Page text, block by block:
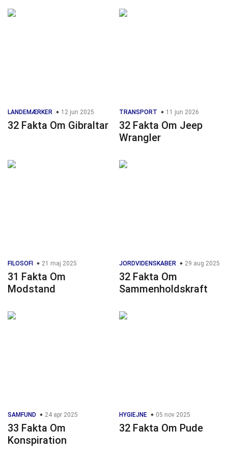
LANDEMÆRKER 12 jun 2025
32 Fakta Om Gibraltar
TRANSPORT 11 jun 2026
32 Fakta Om Jeep
Wrangler
FILOSOFI 21 maj 2025
31 Fakta Om
Modstand
JORDVIDENSKABER 29 aug 2025
32 Fakta Om
Sammenholdskraft
SAMFUND 24 apr 2025
33 Fakta Om
Konspiration
HYGIEJNE 05 nov 2025
32 Fakta Om Pude